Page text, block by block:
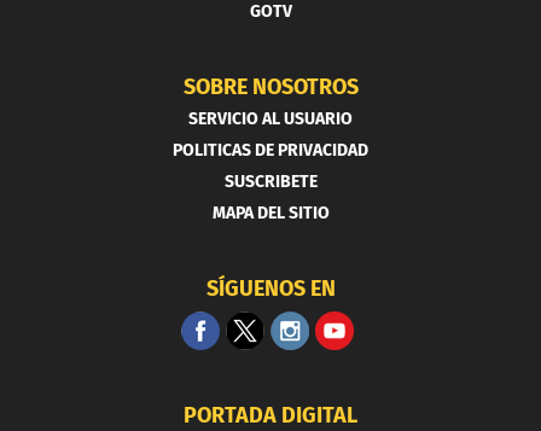
GOTV
SOBRE NOSOTROS
SERVICIO AL USUARIO
POLITICAS DE PRIVACIDAD
SUSCRIBETE
MAPA DEL SITIO
SÍGUENOS EN
PORTADA DIGITAL